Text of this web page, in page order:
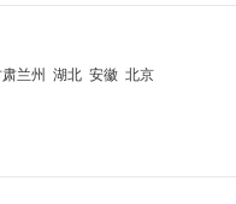
兰州 湖北 安徽 北京